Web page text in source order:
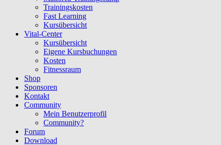
Trainingskosten
Fast Learning
Kursübersicht
Vital-Center
Kursübersicht
Eigene Kursbuchungen
Kosten
Fitnessraum
Shop
Sponsoren
Kontakt
Community
Mein Benutzerprofil
Community?
Forum
Download